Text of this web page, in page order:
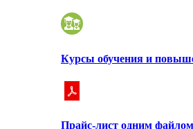
Курсы обучения и
Прайс-лист одним файлом